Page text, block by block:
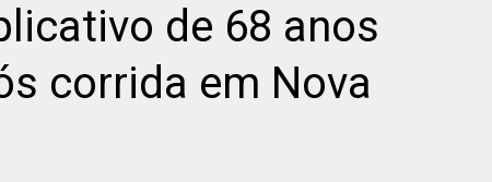
de 68 anos
corrida em Nova